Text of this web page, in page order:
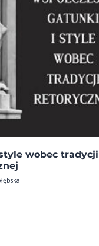
wobec tradycji